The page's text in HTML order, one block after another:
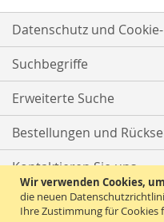
Wir verwenden Cookies,
die neuen
Ihre Zustimmung für Cookies
Datenschutz und
Suchbegriffe
Erweiterte Suche
Bestellungen und
Kontaktieren Sie uns